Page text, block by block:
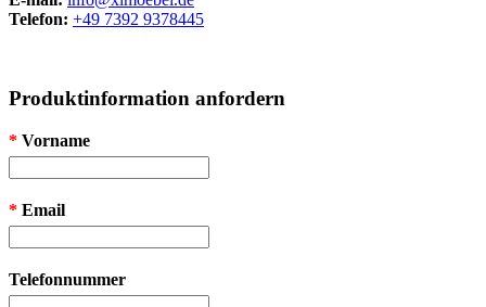
Telefon: +49 7392 9378445
Produktinformation anfordern
* Vorname
* Email
Telefonnummer